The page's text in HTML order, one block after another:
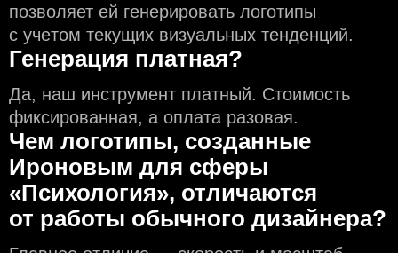
позволяет ей генерировать логотипы
с учeтом текущих визуальных тенденций.
Генерация платная?
Да, наш инструмент платный. Стоимость
фиксированная, а оплата разовая.
Чем логотипы, созданные
Ироновым для сферы
«Психология», отличаются
от работы обычного дизайнера?